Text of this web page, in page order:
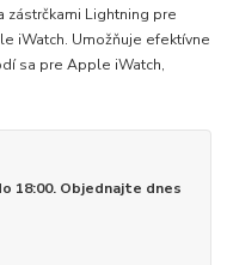
zástrčkami Lightning pre
iWatch. Umožňuje efektívne
sa pre Apple iWatch,
18:00. Objednajte dnes